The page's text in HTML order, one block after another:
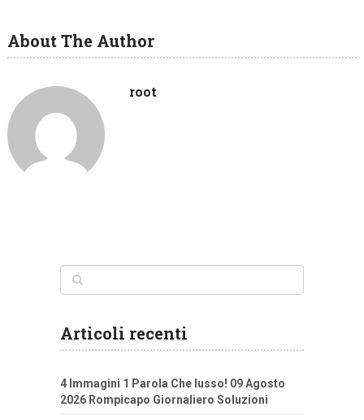
About The Author
root
Articoli recenti
4 Immagini 1 Parola Che lusso! 09 Agosto
2026 Rompicapo Giornaliero Soluzioni